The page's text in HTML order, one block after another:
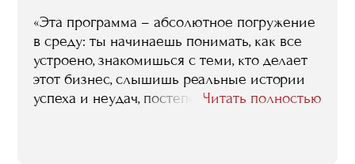
«Эта программа – абсолютное погружение
в среду: ты начинаешь понимать, как все
устроено, знакомишься с теми, кто делает
этот бизнес, слышишь реальные истории
успеха и неудач, постепенно формируя
Читать полностью